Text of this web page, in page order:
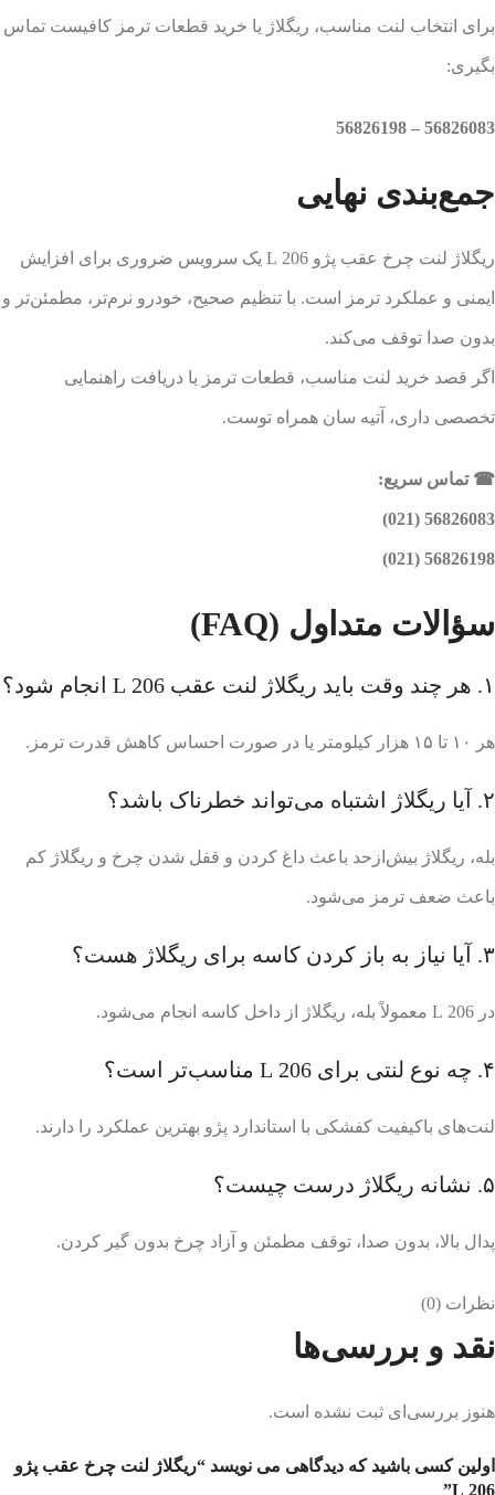
برای انتخاب لنت مناسب، ریگلاژ یا خرید قطعات ترمز کافیست تماس
بگیری:
56826083 – 56826198
جمع‌بندی نهایی
ریگلاژ لنت چرخ عقب پژو 206 L یک سرویس ضروری برای افزایش
ایمنی و عملکرد ترمز است. با تنظیم صحیح، خودرو نرم‌تر، مطمئن‌تر و
بدون صدا توقف می‌کند.
اگر قصد خرید لنت مناسب، قطعات ترمز یا دریافت راهنمایی
تخصصی داری، آتیه سان همراه توست.
☎ تماس سریع:
56826083 (021)
56826198 (021)
سؤالات متداول (FAQ)
۱. هر چند وقت باید ریگلاژ لنت عقب 206 L انجام شود؟
هر ۱۰ تا ۱۵ هزار کیلومتر یا در صورت احساس کاهش قدرت ترمز.
۲. آیا ریگلاژ اشتباه می‌تواند خطرناک باشد؟
بله، ریگلاژ بیش‌ازحد باعث داغ کردن و قفل شدن چرخ و ریگلاژ کم
باعث ضعف ترمز می‌شود.
۳. آیا نیاز به باز کردن کاسه برای ریگلاژ هست؟
در 206 L معمولاً بله، ریگلاژ از داخل کاسه انجام می‌شود.
۴. چه نوع لنتی برای 206 L مناسب‌تر است؟
لنت‌های باکیفیت کفشکی با استاندارد پژو بهترین عملکرد را دارند.
۵. نشانه ریگلاژ درست چیست؟
پدال بالا، بدون صدا، توقف مطمئن و آزاد چرخ بدون گیر کردن.
نظرات (0)
نقد و بررسی‌ها
هنوز بررسی‌ای ثبت نشده است.
اولین کسی باشید که دیدگاهی می نویسد “ریگلاژ لنت چرخ عقب پژو
206 L”